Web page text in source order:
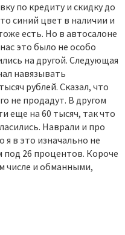
по кредиту и скидку до
синий цвет в наличии и
есть. Но в автосалоне
это было не особо
на другой. Следующая
навязывать
рублей. Сказал, что
не продадут. В другом
еще на 60 тысяч, так что
Наврали и про
я в это изначально не
26 процентов. Короче
числе и обманными,